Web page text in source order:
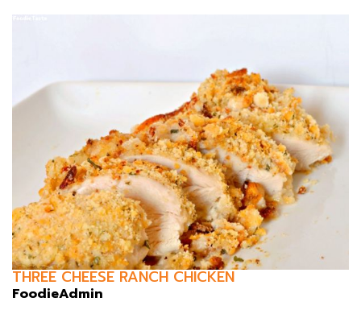
THREE CHEESE RANCH CHICKEN
FoodieAdmin